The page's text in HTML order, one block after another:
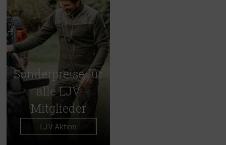
Sonderpreise für
alle LJV
Mitglieder
LJV Aktion